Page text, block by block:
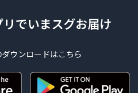
でいまスグお届け
ウンロードはこちら